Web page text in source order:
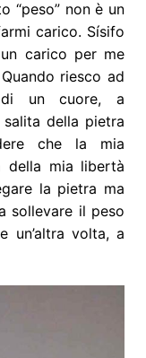
“peso” non è un
carico. Sísifo
carico per me
riesco ad
di un cuore, a
della pietra
che la mia
della mia libertà
la pietra ma
sollevare il peso
un’altra volta, a